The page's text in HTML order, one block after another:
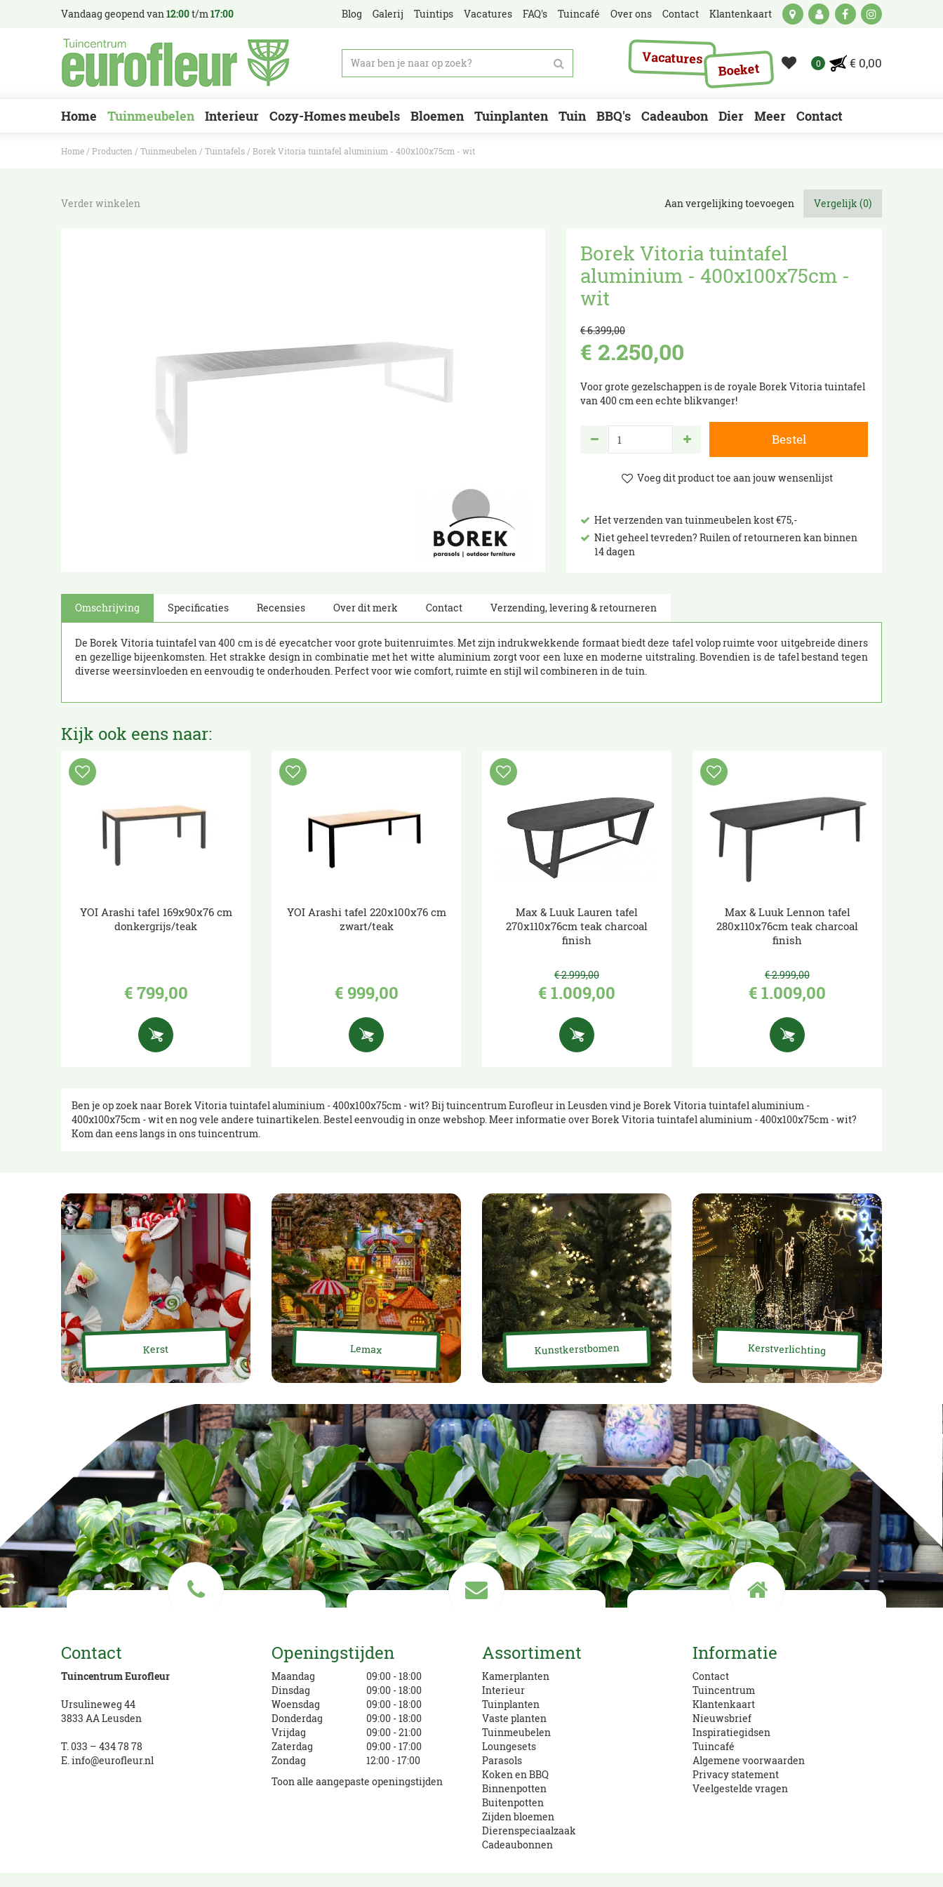
Home Producten Tuinmeubelen Tuintafels Borek Vitoria tuintafel aluminium - 400x100x75cm - wit
Vandaag geopend van12:00t/m17:00 Blog Galerij Tuintips Vacatures FAQ's Tuincafé Over ons Contact Klantenkaart
Vacatures
Boeket € 0,00
Home Tuinmeubelen Interieur Cozy-Homes meubels Bloemen Tuinplanten Tuin BBQ's Cadeaubon Dier Meer Contact
Verder winkelen Aan vergelijking toevoegen Vergelijk (0)
Borek Vitoria tuintafel
aluminium - 400x100x75cm -
wit
€6.399,00
€ 2.250,00
Voor grote gezelschappen is de royale Borek Vitoria tuintafel
van 400 cm een echte blikvanger!
Het verzenden van tuinmeubelen kost €75,-
Niet geheel tevreden? Ruilen of retourneren kan binnen
14 dagen
Omschrijving Specificaties Recensies Over dit merk Contact Verzending, levering & retourneren
De Borek Vitoria tuintafel van 400 cm is dé eyecatcher voor grote buitenruimtes. Met zijn indrukwekkende formaat biedt deze tafel volop ruimte voor uitgebreide diners
en gezellige bijeenkomsten. Het strakke design in combinatie met het witte aluminium zorgt voor een luxe en moderne uitstraling. Bovendien is de tafel bestand tegen
diverse weersinvloeden en eenvoudig te onderhouden. Perfect voor wie comfort, ruimte en stijl wil combineren in de tuin.
Kijk ook eens naar:
YOI Arashi tafel 169x90x76 cm
donkergrijs/teak
€ 799,00
YOI Arashi tafel 220x100x76 cm
zwart/teak
€ 999,00
Max & Luuk Lauren tafel
270x110x76cm teak charcoal
finish
€2.999,00
€1.009,00
Max & Luuk Lennon tafel
280x110x76cm teak charcoal
finish
€2.999,00
€1.009,00
Ben je op zoek naar Borek Vitoria tuintafel aluminium - 400x100x75cm - wit? Bij tuincentrum Eurofleur in Leusden vind je Borek Vitoria tuintafel aluminium -
400x100x75cm - wit en nog vele andere tuinartikelen. Bestel eenvoudig in onze webshop. Meer informatie over Borek Vitoria tuintafel aluminium - 400x100x75cm - wit?
Kom dan eens langs in ons tuincentrum.
Kerst Lemax Kunstkerstbomen Kerstverlichting
info@eurofleur.nl
Openingstijden en route
Contact
Tuincentrum Eurofleur
Ursulineweg 44
3833 AA Leusden
T.033 – 434 78 78
E.info@eurofleur.nl
Openingstijden
Maandag
09:00 - 18:00
Dinsdag
09:00 - 18:00
Woensdag
09:00 - 18:00
Donderdag
09:00 - 18:00
Vrijdag
09:00 - 21:00
Zaterdag
09:00 - 17:00
Zondag
12:00 - 17:00
Toon alle aangepaste openingstijden
Assortiment
Kamerplanten
Interieur
Tuinplanten
Vaste planten
Tuinmeubelen
Loungesets
Parasols
Koken en BBQ
Binnenpotten
Buitenpotten
Zijden bloemen
Dierenspeciaalzaak
Cadeaubonnen
Informatie
Contact
Tuincentrum
Klantenkaart
Nieuwsbrief
Inspiratiegidsen
Tuincafé
Algemene voorwaarden
Privacy statement
Veelgestelde vragen